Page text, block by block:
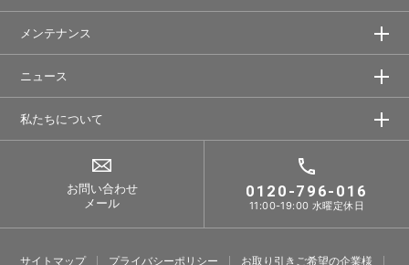
メンテナンス
ニュース
私たちについて
お問い合わせ
メール
0120-796-016
11:00-19:00 水曜定休日
サイトマップ プライバシーポリシー お取り引きご希望の企業様